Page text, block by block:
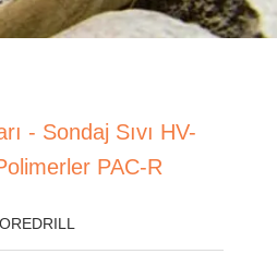
- Sondaj Sıvı HV-
PAC-R